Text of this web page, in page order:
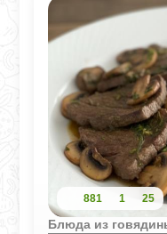
881 1 25
Блюда из